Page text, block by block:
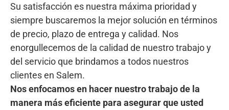
Su satisfacción es nuestra máxima prioridad y
siempre buscaremos la mejor solución en términos
de precio, plazo de entrega y calidad. Nos
enorgullecemos de la calidad de nuestro trabajo y
del servicio que brindamos a todos nuestros
clientes en Salem.
Nos enfocamos en hacer nuestro trabajo de la
manera más eficiente para asegurar que usted